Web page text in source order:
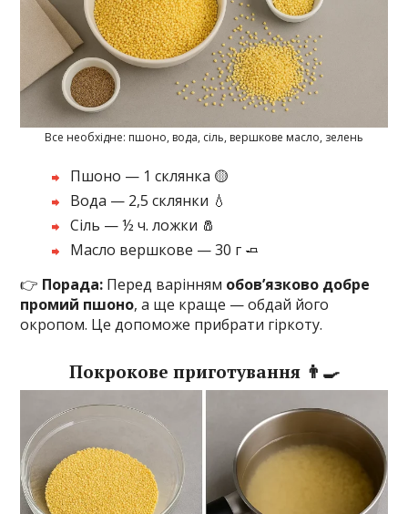
Все необхідне: пшоно, вода, сіль, вершкове масло, зелень
Пшоно — 1 склянка 🟡
Вода — 2,5 склянки 💧
Сіль — ½ ч. ложки 🧂
Масло вершкове — 30 г 🧈
👉 Порада: Перед варінням обов’язково добре
промий пшоно, а ще краще — обдай його
окропом. Це допоможе прибрати гіркоту.
Покрокове приготування 👨‍🍳